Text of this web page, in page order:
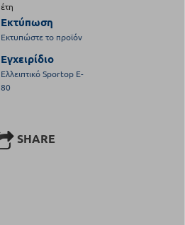
έτη
Εκτύπωση
Εκτυπώστε το προϊόν
Εγχειρίδιο
Ελλειπτικό Sportop E-
80
SHARE